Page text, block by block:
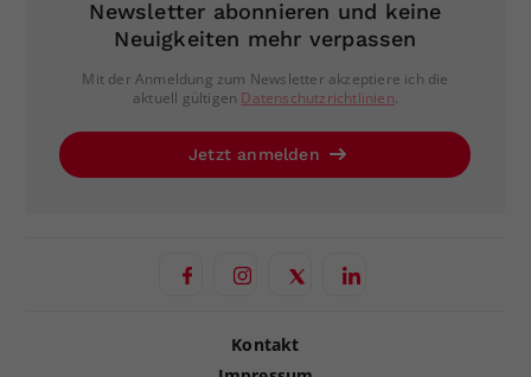
Newsletter abonnieren und keine
Neuigkeiten mehr verpassen
Mit der Anmeldung zum Newsletter akzeptiere ich die
aktuell gültigen Datenschutzrichtlinien.
Jetzt anmelden
Kontakt